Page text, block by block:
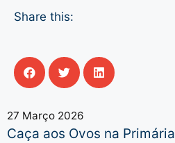
Share this:
27 Março 2026
Caça aos Ovos na Primária